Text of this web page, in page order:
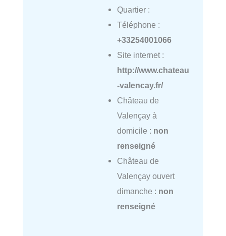
Quartier :
Téléphone :
+33254001066
Site internet :
http://www.chateau
-valencay.fr/
Château de
Valençay à
domicile : non
renseigné
Château de
Valençay ouvert
dimanche : non
renseigné